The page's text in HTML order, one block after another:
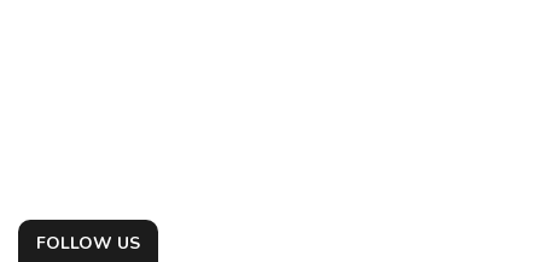
FOLLOW US